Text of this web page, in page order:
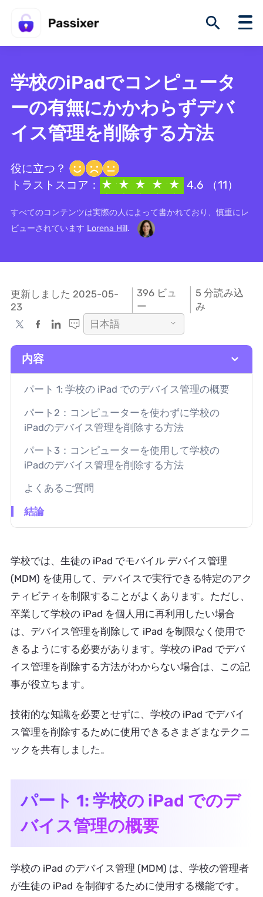
学校のiPadでコンピュータ
ーの有無にかかわらずデバ
イス管理を削除する方法
役に立つ？
トラストスコア：
4.6 （11）
すべてのコンテンツは実際の人によって書かれており、慎重にレ
ビューされています Lorena Hill.
更新しました 2025-05-
23
396 ビュ
ー
5 分読み込
み
日本語
内容
パート 1: 学校の iPad でのデバイス管理の概要
パート2：コンピューターを使わずに学校の
iPadのデバイス管理を削除する方法
パート3：コンピューターを使用して学校の
iPadのデバイス管理を削除する方法
よくあるご質問
結論
学校では、生徒の iPad でモバイル デバイス管理
(MDM) を使用して、デバイスで実行できる特定のアク
ティビティを制限することがよくあります。ただし、
卒業して学校の iPad を個人用に再利用したい場合
は、デバイス管理を削除して iPad を制限なく使用で
きるようにする必要があります。学校の iPad でデバ
イス管理を削除する方法がわからない場合は、この記
事が役立ちます。
技術的な知識を必要とせずに、学校の iPad でデバイ
ス管理を削除するために使用できるさまざまなテクニ
ックを共有しました。
パート 1: 学校の iPad でのデ
バイス管理の概要
学校の iPad のデバイス管理 (MDM) は、学校の管理者
が生徒の iPad を制御するために使用する機能です。